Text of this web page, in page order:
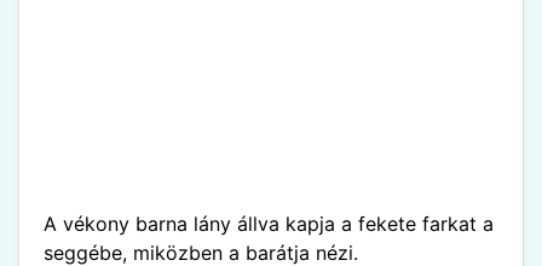
A vékony barna lány állva kapja a fekete farkat a
seggébe, miközben a barátja nézi.